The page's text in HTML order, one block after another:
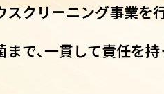
クリーニング事業を
で､一貫して責任を